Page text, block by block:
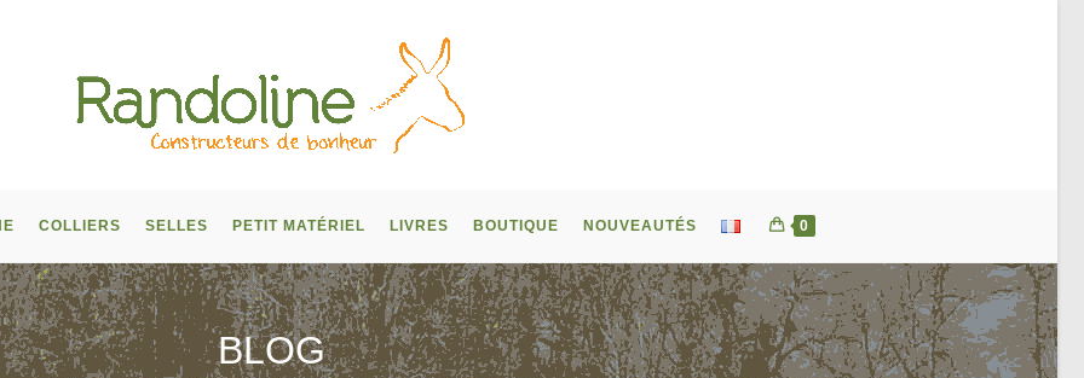
COLLIERS SELLES PETIT MATÉRIEL LIVRES BOUTIQUE NOUVEAUTÉS 0
BLOG